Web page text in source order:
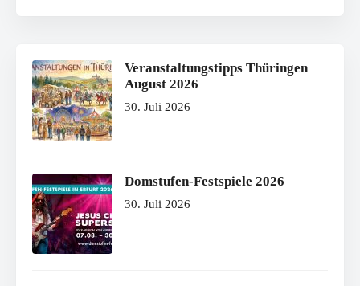
Veranstaltungstipps Thüringen
August 2026
30. Juli 2026
Domstufen-Festspiele 2026
30. Juli 2026